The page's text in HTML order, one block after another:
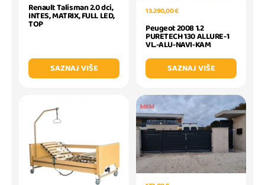
Renault Talisman 2.0 dci,
INTES, MATRIX, FULL LED,
TOP
SAZNAJ VIŠE
13.290,00 €
Peugeot 2008 1.2
PURETECH 130 ALLURE-1
VL.-ALU-NAVI-KAM
SAZNAJ VIŠE